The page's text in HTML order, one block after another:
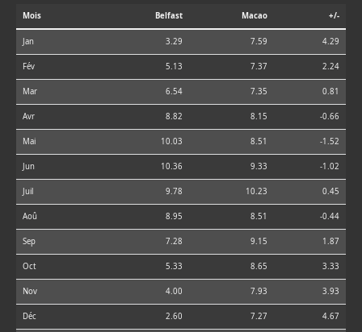
Mois Belfast Macao +/-
Jan 3.29 7.59 4.29
Fév 5.13 7.37 2.24
Mar 6.54 7.35 0.81
Avr 8.82 8.15 -0.66
Mai 10.03 8.51 -1.52
Jun 10.36 9.33 -1.02
Juil 9.78 10.23 0.45
Aoû 8.95 8.51 -0.44
Sep 7.28 9.15 1.87
Oct 5.33 8.65 3.33
Nov 4.00 7.93 3.93
Déc 2.60 7.27 4.67